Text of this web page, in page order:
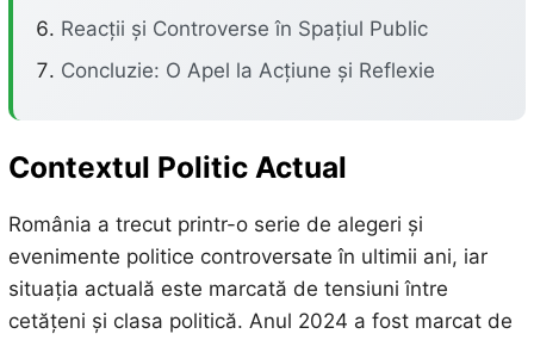
Reacții și Controverse în Spațiul Public
Concluzie: O Apel la Acțiune și Reflexie
Contextul Politic Actual
România a trecut printr-o serie de alegeri și
evenimente politice controversate în ultimii ani, iar
situația actuală este marcată de tensiuni între
cetățeni și clasa politică. Anul 2024 a fost marcat de